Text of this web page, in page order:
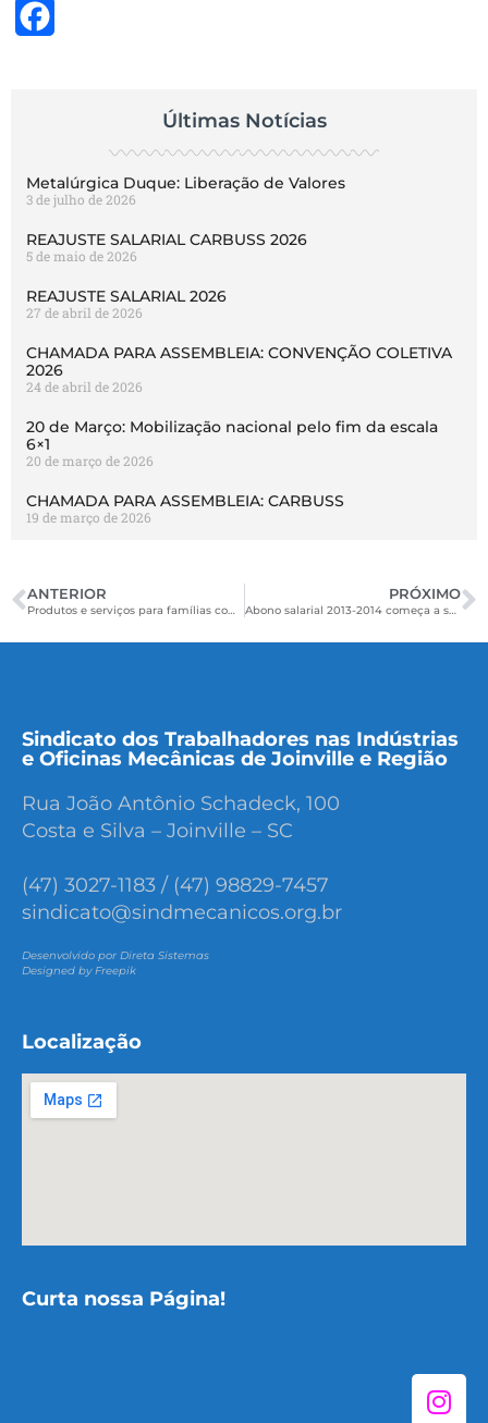
Últimas Notícias
Metalúrgica Duque: Liberação de Valores
3 de julho de 2026
REAJUSTE SALARIAL CARBUSS 2026
5 de maio de 2026
REAJUSTE SALARIAL 2026
27 de abril de 2026
CHAMADA PARA ASSEMBLEIA: CONVENÇÃO COLETIVA
2026
24 de abril de 2026
20 de Março: Mobilização nacional pelo fim da escala
6×1
20 de março de 2026
CHAMADA PARA ASSEMBLEIA: CARBUSS
19 de março de 2026
ANTERIOR
Produtos e serviços para famílias com renda até 2,5 salários mínimos têm deflação de 0,29%
PRÓXIMO
Abono salarial 2013-2014 começa a ser pago amanhã
Sindicato dos Trabalhadores nas Indústrias
e Oficinas Mecânicas de Joinville e Região
Rua João Antônio Schadeck, 100
Costa e Silva – Joinville – SC
(47) 3027-1183 / (47) 98829-7457
sindicato@sindmecanicos.org.br
Desenvolvido por Direta Sistemas
Designed by Freepik
Localização
Curta nossa Página!